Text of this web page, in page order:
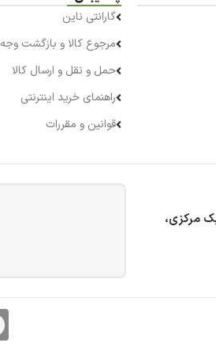
گارانتی ناین
مرجوع کالا و بازگشت وجه
حمل و نقل و ارسال کالا
راهنمای خرید اینترنتی
قوانین و مقررات
مرکزی،